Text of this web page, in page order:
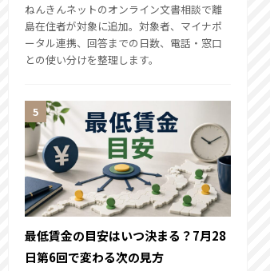
ねんきんネットのオンライン文書相談で離
島在住者が対象に追加。対象者、マイナポ
ータル連携、回答までの日数、電話・窓口
との使い分けを整理します。
最低賃金の目安はいつ決まる？7月28
日第6回で変わる次の見方